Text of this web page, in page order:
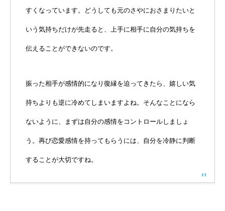
すくなっています。どうしても元のさやにおさまりたいと
いう気持ちだけが先走ると、上手に相手に自分の気持ちを
伝えることができないのです。
振った相手が感情的になり復縁を迫ってきたら、嬉しい気
持ちよりも逆に冷めてしまいますよね。そんなことになら
ないように、まずは自分の感情をコントロールしましょ
う。再び恋愛感情を持ってもらうには、自分を冷静に判断
することが大切ですね。